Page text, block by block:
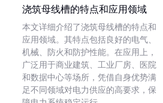
浇筑母线槽的特点和应用领域
本文详细介绍了浇筑母线槽的特点和
应用领域。其特点包括良好的电气、
机械、防火和防护性能。在应用上，
广泛用于商业建筑、工业厂房、医院
和数据中心等场所，凭借自身优势满
足不同领域对电力供应的高要求，保